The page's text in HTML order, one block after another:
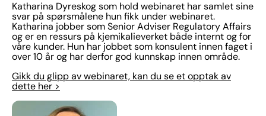
Katharina Dyreskog som hold webinaret har samlet sine
svar på spørsmålene hun fikk under webinaret.
Katharina jobber som Senior Adviser Regulatory Affairs
og er en ressurs på kjemikalieverket både internt og for
våre kunder. Hun har jobbet som konsulent innen faget i
over 10 år og har derfor god kunnskap innen område.
Gikk du glipp av webinaret, kan du se et opptak av
dette her >